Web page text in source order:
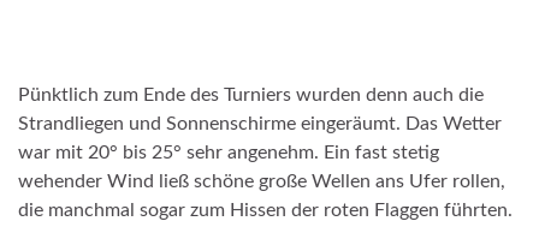
Pünktlich zum Ende des Turniers wurden denn auch die
Strandliegen und Sonnenschirme eingeräumt. Das Wetter
war mit 20° bis 25° sehr angenehm. Ein fast stetig
wehender Wind ließ schöne große Wellen ans Ufer rollen,
die manchmal sogar zum Hissen der roten Flaggen führten.